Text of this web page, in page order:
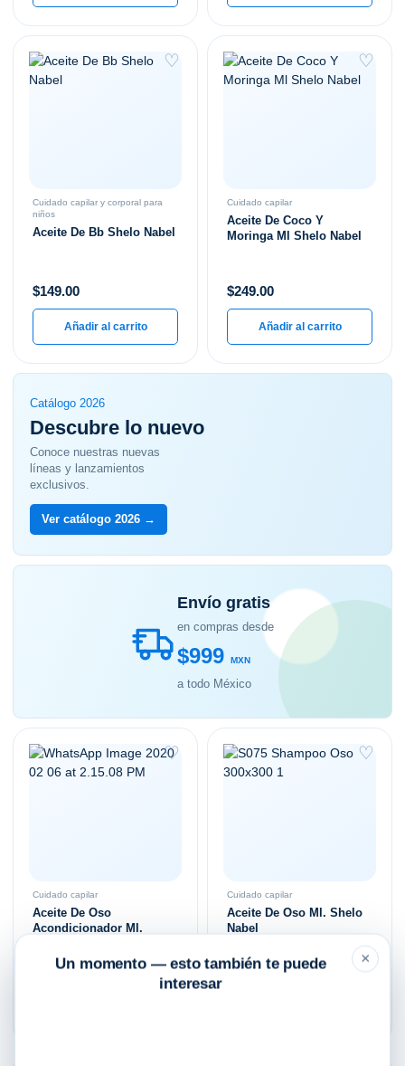
♡
Cuidado capilar y corporal para
niños
Aceite De Bb Shelo Nabel
$149.00
Añadir al carrito
♡
Cuidado capilar
Aceite De Coco Y
Moringa Ml Shelo Nabel
$249.00
Añadir al carrito
Catálogo 2026
Descubre lo nuevo
Conoce nuestras nuevas
líneas y lanzamientos
exclusivos.
Ver catálogo 2026 →
Envío gratis
en compras desde
$999 MXN
a todo México
♡
Cuidado capilar
Aceite De Oso
Acondicionador Ml.
215.00
♡
Cuidado capilar
Aceite De Oso Ml. Shelo
Nabel
$175.00
×
Un momento — esto también te puede
interesar